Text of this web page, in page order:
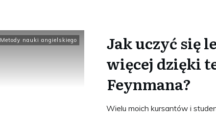
Metody nauki angielskiego
Jak uczyć się
więcej dzięki
Feynmana?
Wielu moich kursantów i